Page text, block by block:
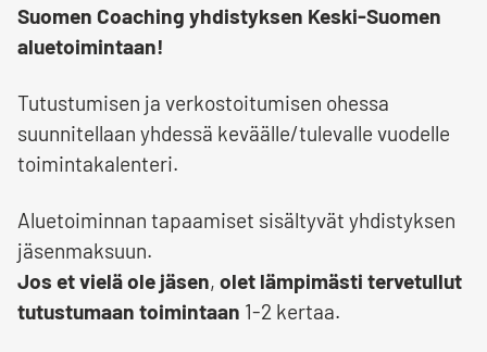
Suomen Coaching yhdistyksen Keski-Suomen
aluetoimintaan!
Tutustumisen ja verkostoitumisen ohessa
suunnitellaan yhdessä keväälle/tulevalle vuodelle
toimintakalenteri.
Aluetoiminnan tapaamiset sisältyvät yhdistyksen
jäsenmaksuun.
Jos et vielä ole jäsen, olet lämpimästi tervetullut
tutustumaan toimintaan 1-2 kertaa.